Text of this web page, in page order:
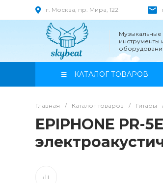
г. Москва, пр. Мира, 122
Музыкальные
инструменты
КАТАЛОГ ТОВАРОВ
Главная / Каталог товаров / Гитары
EPIPHONE PR-